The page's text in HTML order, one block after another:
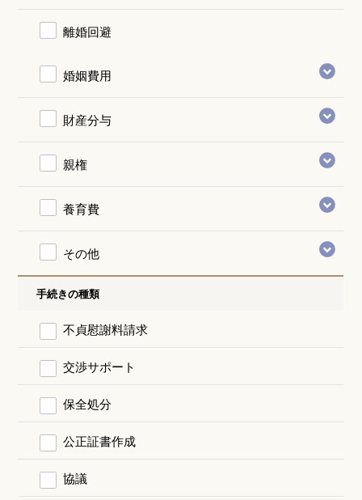
離婚回避
婚姻費用
財産分与
親権
養育費
その他
手続きの種類
不貞慰謝料請求
交渉サポート
保全処分
公正証書作成
協議